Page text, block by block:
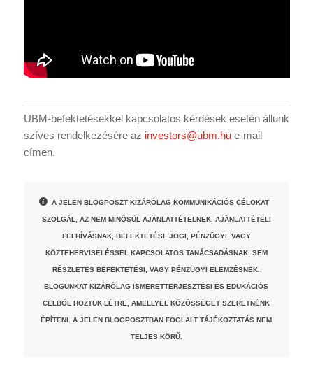
UBM-befektetésekkel kapcsolatos kérdések esetén állunk
szíves rendelkezésére az investors@ubm.hue-mail
címen.
A JELEN BLOGPOSZT KIZÁRÓLAG KOMMUNIKÁCIÓS CÉLOKAT
SZOLGÁL, AZ NEM MINŐSÜL AJÁNLATTÉTELNEK, AJÁNLATTÉTELI
FELHÍVÁSNAK, BEFEKTETÉSI, JOGI, PÉNZÜGYI, VAGY
KÖZTEHERVISELÉSSEL KAPCSOLATOS TANÁCSADÁSNAK, SEM
RÉSZLETES BEFEKTETÉSI, VAGY PÉNZÜGYI ELEMZÉSNEK.
BLOGUNKAT KIZÁRÓLAG ISMERETTERJESZTÉSI ÉS EDUKÁCIÓS
CÉLBÓL HOZTUK LÉTRE, AMELLYEL KÖZÖSSÉGET SZERETNÉNK
ÉPÍTENI. A JELEN BLOGPOSZTBAN FOGLALT TÁJÉKOZTATÁS NEM
TELJES KÖRŰ.